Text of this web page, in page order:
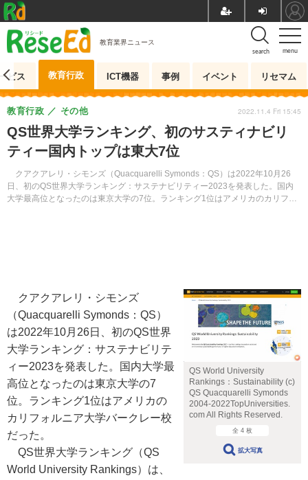
menu
search
教育業界ニュース
ビス 教育行政 ICT機器 事例 イベント リセマム
QS世界大学ランキング、初のサスティナビリ
ティー国内トップは東大7位
クアクアレリ・シモンズ（Quacquarelli Symonds：QS）は2022年10月26
日、初のQS世界大学ランキング：サステナビリティー2023を発表した。国内
大学最高位となったのは東京大学の7位。ランキング1位はアメリカのカリフォ
教育行政 その他 2022.11.4 Fri 15:45
QS World University
Rankings：Sustainability (c)
QS Quacquarelli Symonds
2004-2022TopUniversities.
com All Rights Reserved.
全 4 枚
拡大写真
クアクアレリ・シモンズ
（Quacquarelli Symonds：QS）
は2022年10月26日、初のQS世界
大学ランキング：サステナビリテ
ィー2023を発表した。国内大学最
高位となったのは東京大学の7
位。ランキング1位はアメリカの
カリフォルニア大学バークレー校
だった。
QS世界大学ランキング（QS
World University Rankings）は、